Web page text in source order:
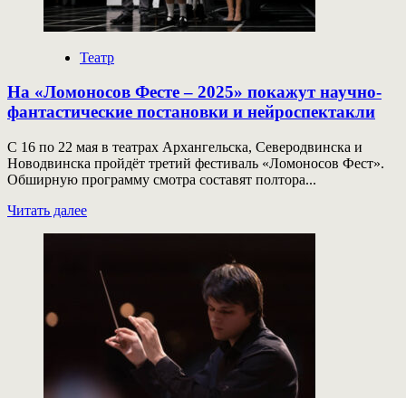
Театр
На «Ломоносов Фесте – 2025» покажут научно-
фантастические постановки и нейроспектакли
С 16 по 22 мая в театрах Архангельска, Северодвинска и
Новодвинска пройдёт третий фестиваль «Ломоносов Фест».
Обширную программу смотра составят полтора...
Читать далееПрочитать
«Ломоносов
Фесте
2025»
покажут
научно-
фантастические
постановки